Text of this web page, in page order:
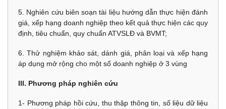
5. Nghiên cứu biên soạn tài liệu hướng dẫn thực hiện đánh
giá, xếp hạng doanh nghiệp theo kết quả thực hiện các quy
định, tiêu chuẩn, quy chuẩn ATVSLĐ và BVMT;
6. Thử nghiệm khảo sát, dánh giá, phân loại và xếp hạng
áp dụng mở rộng cho một số doanh nghiệp ở 3 vùng
III. Phương pháp nghiên cứu
1- Phương pháp hồi cứu, thu thập thông tin, số liệu dữ liệu